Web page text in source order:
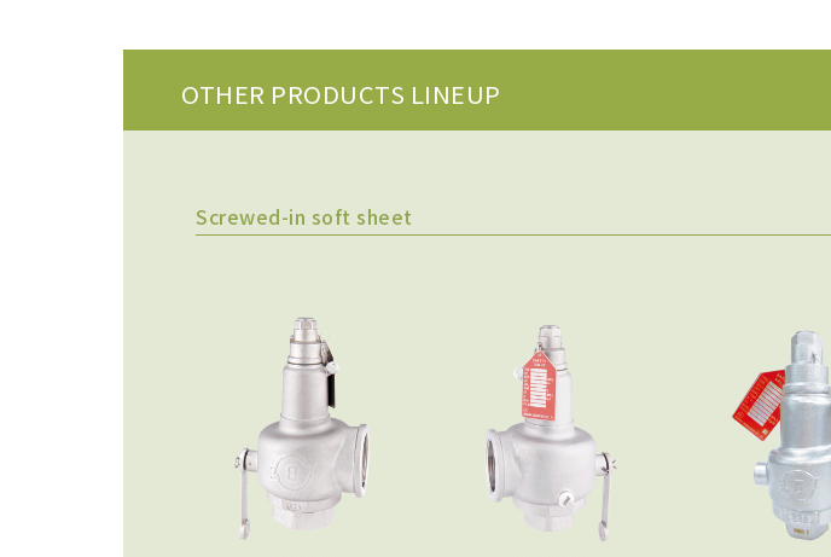
OTHER PRODUCTS LINEUP
Screwed-in soft sheet